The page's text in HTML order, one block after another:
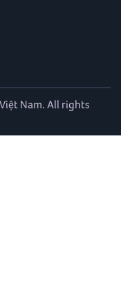
Nam. All rights